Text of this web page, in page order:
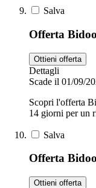
Salva
Offerta
Ottieni offerta
Dettagli
Scade il 01/09/
Scopri l'offerta
14 giorni per un
Salva
Offerta
Ottieni offerta